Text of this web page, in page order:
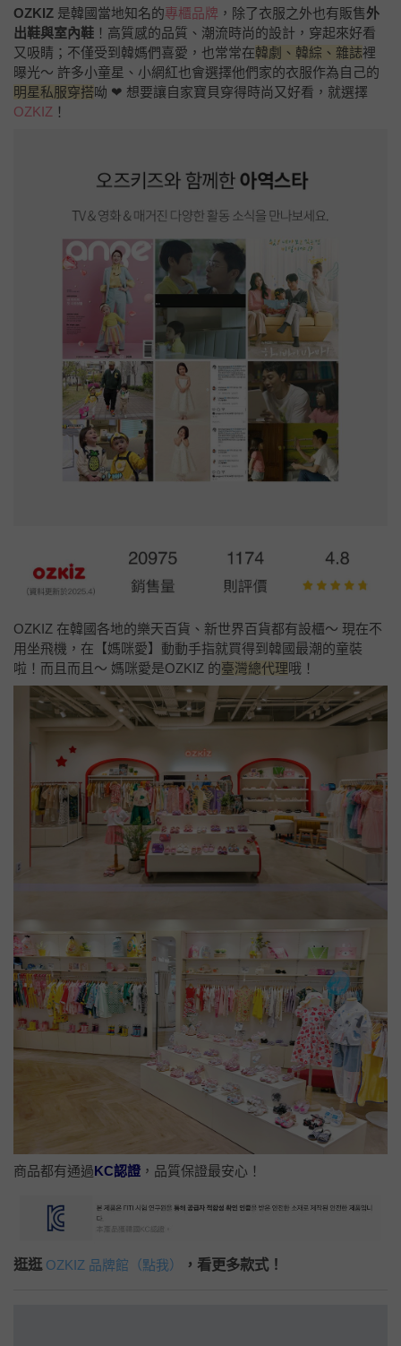
OZKIZ 是韓國當地知名的專櫃品牌 ，除了衣服之外也有販售外
出鞋與室內鞋 ！高質感的品質、潮流時尚的設計，穿起來好看
又吸睛；不僅受到韓媽們喜愛，也常常在韓劇、韓綜、雜誌裡
曝光～ 許多小童星、小網紅也會選擇他們家的衣服作為自己的
明星私服穿搭呦 ❤ 想要讓自家寶貝穿得時尚又好看，就選擇
OZKIZ ！
OZKIZ 在韓國各地的樂天百貨、新世界百貨都有設櫃～ 現在不
用坐飛機，在【媽咪愛】動動手指就買得到韓國最潮的童裝
啦！而且而且～ 媽咪愛是OZKIZ 的臺灣總代理哦！
商品都有通過KC認證 ，品質保證最安心！
逛逛 OZKIZ 品牌館（點我） ，看更多款式！